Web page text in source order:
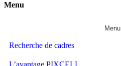
Menu
Menu
Recherche de cadres
L’avantage PIXCELL